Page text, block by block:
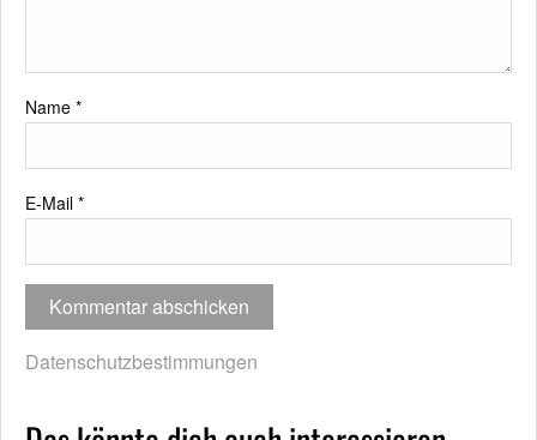
Name *
E-Mail *
Datenschutzbestimmungen